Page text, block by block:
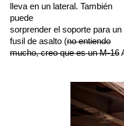
lleva en un lateral. También
puede
sorprender el soporte para un
fusil de asalto (no entiendo
mucho, creo que es un M-16